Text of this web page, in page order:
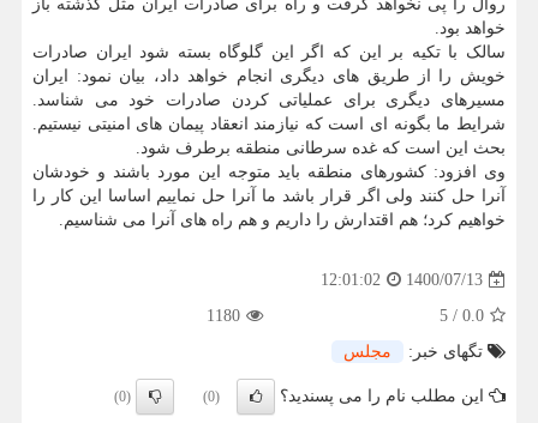
روال را پی نخواهد گرفت و راه برای صادرات ایران مثل گذشته باز
خواهد بود.
سالک با تکیه بر این که اگر این گلوگاه بسته شود ایران صادرات
خویش را از طریق های دیگری انجام خواهد داد، بیان نمود: ایران
مسیرهای دیگری برای عملیاتی کردن صادرات خود می شناسد.
شرایط ما بگونه ای است که نیازمند انعقاد پیمان های امنیتی نیستیم.
بحث این است که غده سرطانی منطقه برطرف شود.
وی افزود: کشورهای منطقه باید متوجه این مورد باشند و خودشان
آنرا حل کنند ولی اگر قرار باشد ما آنرا حل نماییم اساسا این کار را
خواهیم کرد؛ هم اقتدارش را داریم و هم راه های آنرا می شناسیم.
1400/07/13
12:01:02
0.0
/
5
1180
تگهای خبر:
مجلس
این مطلب نام را می پسندید؟ (0)
(0)